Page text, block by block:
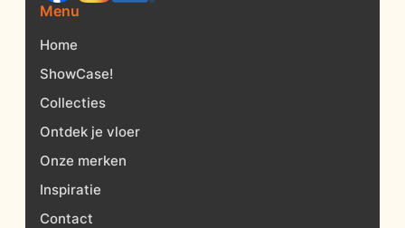
Menu
Home
ShowCase!
Collecties
Ontdek je vloer
Onze merken
Inspiratie
Contact